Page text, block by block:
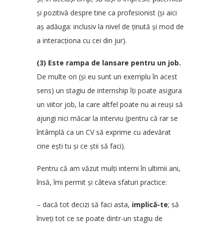
și pozitivă despre tine ca profesionist (și aici
aș adăuga: inclusiv la nivel de ținută și mod de
a interacționa cu cei din jur).
(3) Este rampa de lansare pentru un job.
De multe ori (și eu sunt un exemplu în acest
sens) un stagiu de internship îți poate asigura
un viitor job, la care altfel poate nu ai reuși să
ajungi nici măcar la interviu (pentru că rar se
întâmplă ca un CV să exprime cu adevărat
cine ești tu și ce știi să faci).
Pentru că am văzut mulți interni în ultimii ani,
însă, îmi permit și câteva sfaturi practice:
– dacă tot decizi să faci asta, implică-te; să
înveți tot ce se poate dintr-un stagiu de